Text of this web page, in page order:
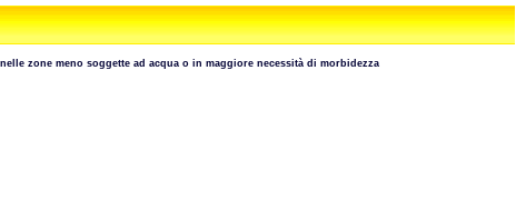
nelle zone meno soggette ad acqua o in maggiore necessità di morbidezza